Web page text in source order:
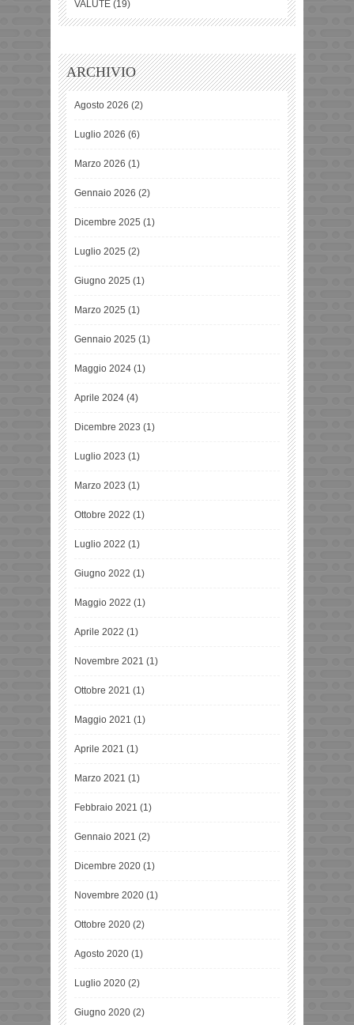
VALUTE (19)
ARCHIVIO
Agosto 2026 (2)
Luglio 2026 (6)
Marzo 2026 (1)
Gennaio 2026 (2)
Dicembre 2025 (1)
Luglio 2025 (2)
Giugno 2025 (1)
Marzo 2025 (1)
Gennaio 2025 (1)
Maggio 2024 (1)
Aprile 2024 (4)
Dicembre 2023 (1)
Luglio 2023 (1)
Marzo 2023 (1)
Ottobre 2022 (1)
Luglio 2022 (1)
Giugno 2022 (1)
Maggio 2022 (1)
Aprile 2022 (1)
Novembre 2021 (1)
Ottobre 2021 (1)
Maggio 2021 (1)
Aprile 2021 (1)
Marzo 2021 (1)
Febbraio 2021 (1)
Gennaio 2021 (2)
Dicembre 2020 (1)
Novembre 2020 (1)
Ottobre 2020 (2)
Agosto 2020 (1)
Luglio 2020 (2)
Giugno 2020 (2)